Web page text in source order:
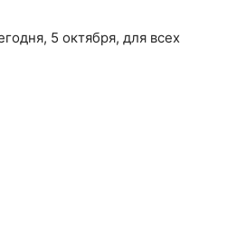
5 октября, для всех